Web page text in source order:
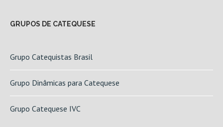
GRUPOS DE CATEQUESE
Grupo Catequistas Brasil
Grupo Dinâmicas para Catequese
Grupo Catequese IVC